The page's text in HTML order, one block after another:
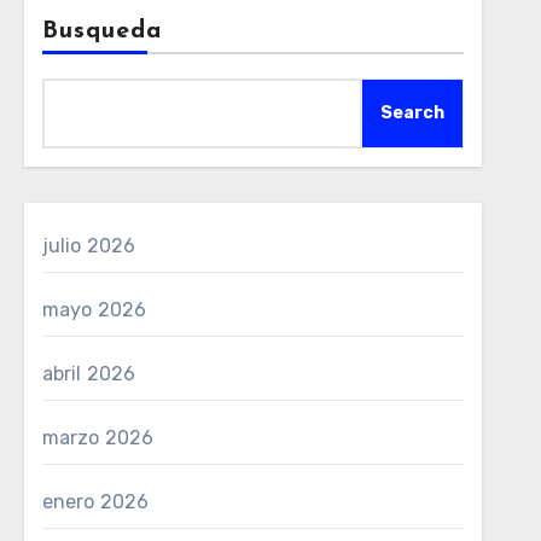
Busqueda
Search
julio 2026
mayo 2026
abril 2026
marzo 2026
enero 2026